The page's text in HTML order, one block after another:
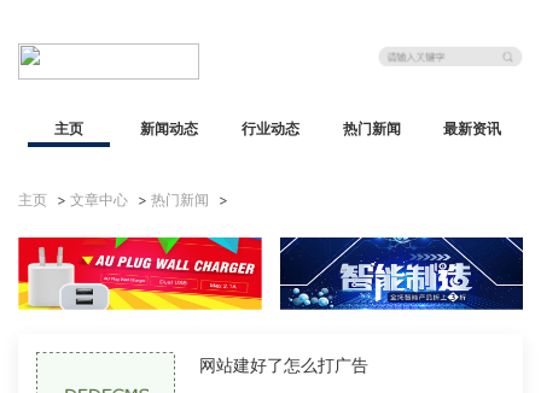
主页 新闻动态 行业动态 热门新闻 最新资讯
主页 > 文章中心 > 热门新闻 >
网站建好了怎么打广告